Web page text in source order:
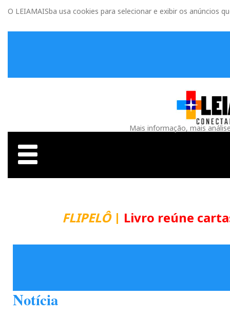
O LEIAMAISba usa cookies para selecionar e exibir os anúncios
Mais informação, mais
FLIPELÔ| Livro reúne
Notícia